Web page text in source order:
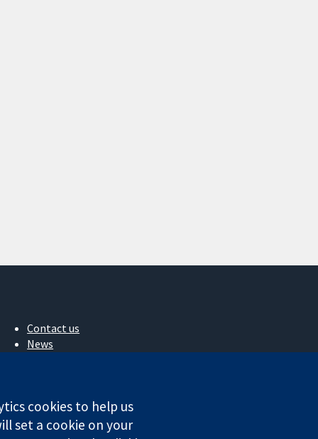
Contact us
News
Cochrane Library
cookies to help us
set a cookie on your